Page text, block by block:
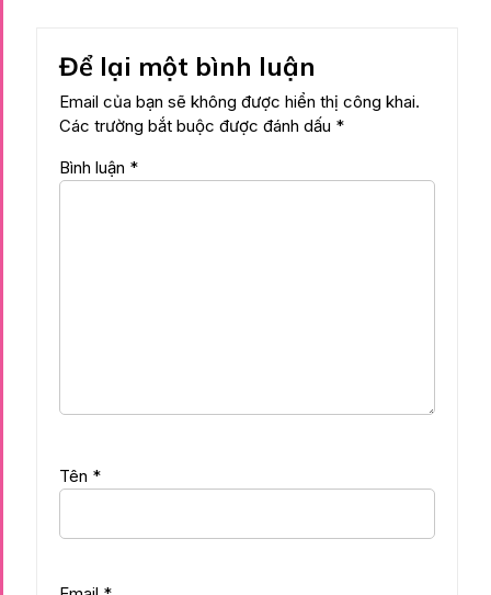
Để lại một bình luận
Email của bạn sẽ không được hiển thị công khai.
Các trường bắt buộc được đánh dấu *
Bình luận *
Tên *